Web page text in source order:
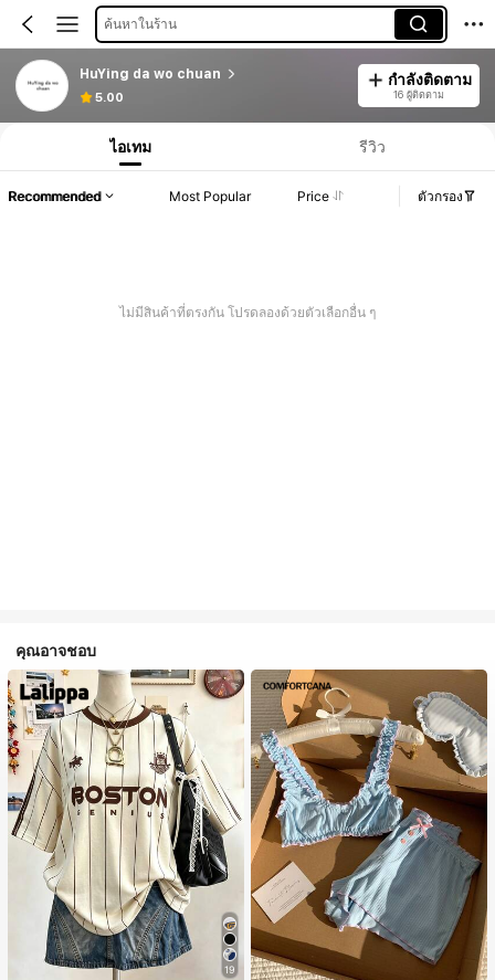
ค้นหาในร้าน
HuYing da wo chuan
5.00
กำลังติดตาม
16 ผู้ติดตาม
ไอเทม รีวิว
Recommended Most Popular Price ตัวกรอง
ไม่มีสินค้าที่ตรงกัน โปรดลองด้วยตัวเลือกอื่น ๆ
คุณอาจชอบ
19